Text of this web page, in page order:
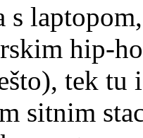
s
hip-
tek tu
sitnim